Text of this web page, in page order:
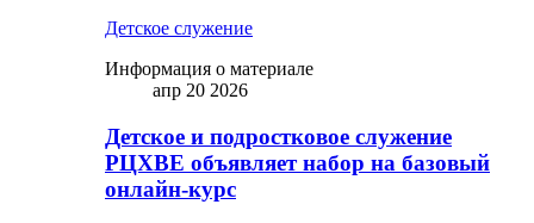
Детское служение
Информация о материале
апр 20 2026
Детское и подростковое служение
РЦХВЕ объявляет набор на базовый
онлайн-курс